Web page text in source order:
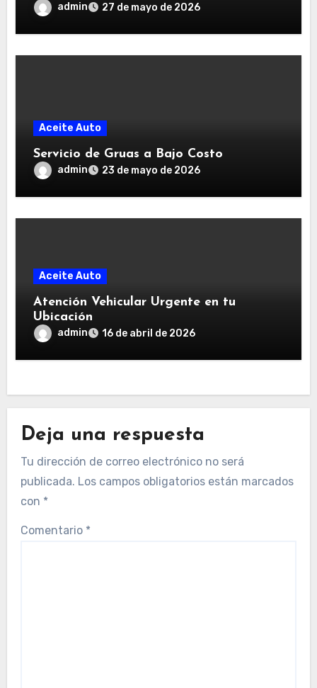
admin 27 de mayo de 2026
Aceite Auto
Servicio de Gruas a Bajo Costo
admin 23 de mayo de 2026
Aceite Auto
Atención Vehicular Urgente en tu
Ubicación
admin 16 de abril de 2026
Deja una respuesta
Tu dirección de correo electrónico no será
publicada. Los campos obligatorios están marcados
con *
Comentario *